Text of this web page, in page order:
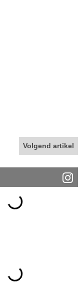
Volgend artikel